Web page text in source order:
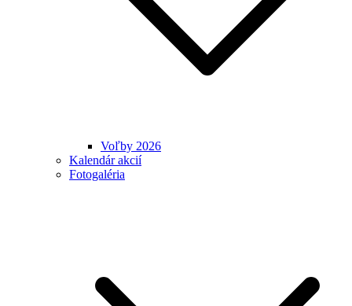
Voľby 2026
Kalendár akcií
Fotogaléria